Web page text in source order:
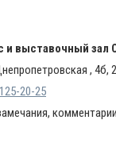
выставочный зал
, 4б,
20-25